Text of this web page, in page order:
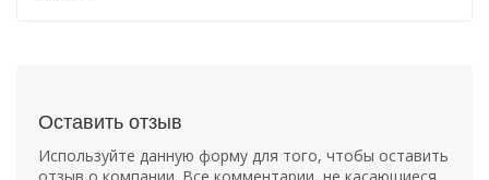
Оставить отзыв
Используйте данную форму для того, чтобы оставить